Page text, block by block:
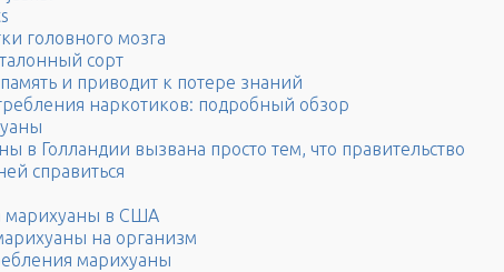
головного мозга
сорт
и приводит к потере знаний
наркотиков: подробный обзор
в Голландии вызвана просто тем, что правительство
справиться
марихуаны в США
на организм
марихуаны